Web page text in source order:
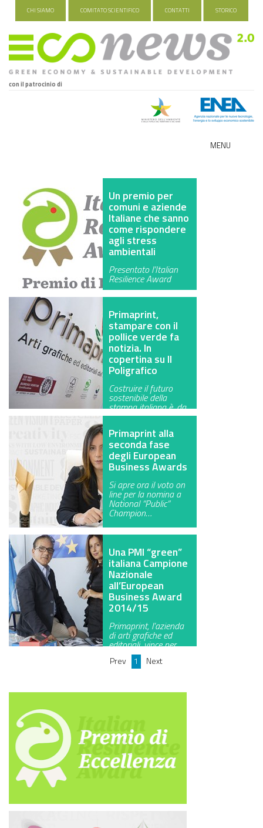
CHI SIAMO COMITATO SCIENTIFICO CONTATTI STORICO
con il patrocinio di
MENU
INDUSTRIA VERDE
FOOD&TRAVEL
HEALTH&WELLNESS
GREEN TECH
GLOCAL
ECO-EVENTI
ECOINCENTRIAMOCI
Un premio per
comuni e aziende
Italiane che sanno
come rispondere
agli stress
ambientali
Presentato l’Italian
Resilience Award
Primaprint,
stampare con il
pollice verde fa
notizia. In
copertina su Il
Poligrafico
Costruire il futuro
sostenibile della
stampa italiana è, da
quasi 25 a…
Primaprint alla
seconda fase
degli European
Business Awards
Si apre ora il voto on
line per la nomina a
National “Public”
Champion…
Una PMI “green”
italiana Campione
Nazionale
all’European
Business Award
2014/15
Primaprint, l’azienda
di arti grafiche ed
editoriali, vince per
Prev 1 Next